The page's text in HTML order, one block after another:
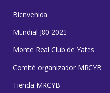
Bienvenida
Mundial J80 2023
Monte Real Club de Yates
Comité organizador MRCYB
Tienda MRCYB